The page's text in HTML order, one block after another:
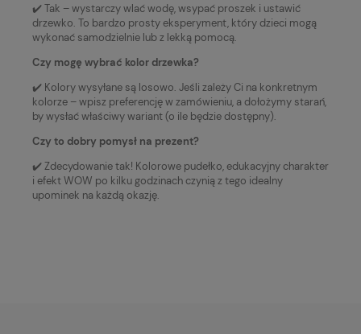
✔️ Tak – wystarczy wlać wodę, wsypać proszek i ustawić
drzewko. To bardzo prosty eksperyment, który dzieci mogą
wykonać samodzielnie lub z lekką pomocą.
Czy mogę wybrać kolor drzewka?
✔️ Kolory wysyłane są losowo. Jeśli zależy Ci na konkretnym
kolorze – wpisz preferencję w zamówieniu, a dołożymy starań,
by wysłać właściwy wariant (o ile będzie dostępny).
Czy to dobry pomysł na prezent?
✔️ Zdecydowanie tak! Kolorowe pudełko, edukacyjny charakter
i efekt WOW po kilku godzinach czynią z tego idealny
upominek na każdą okazję.